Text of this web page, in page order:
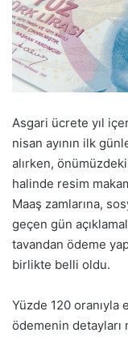
Asgari ücrete yıl
nisan ayının ilk
alırken,
halinde resim
Maaş zamlarına,
geçen gün
tavandan ödeme
birlikte belli oldu.
Yüzde 120
ödemenin detayları